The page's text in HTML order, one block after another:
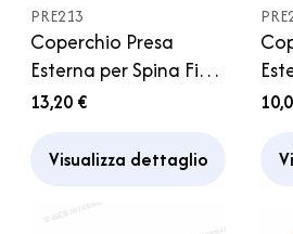
PRE213
Coperchio Presa
Esterna per Spina Fissa
CEE Bianca Camper
13,20 €
Visualizza dettaglio